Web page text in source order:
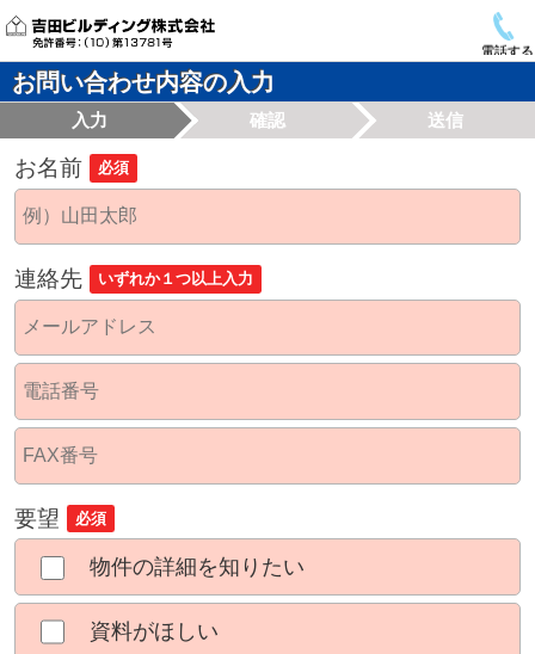
電話する
お問い合わせ内容の入力
入力 確認 送信
お名前 必須
連絡先 いずれか１つ以上入力
要望 必須
物件の詳細を知りたい
資料がほしい